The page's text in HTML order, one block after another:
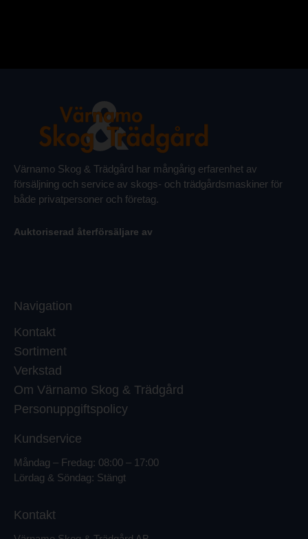
Värnamo Skog & Trädgård har mångårig erfarenhet av
försäljning och service av skogs- och trädgårdsmaskiner för
både privatpersoner och företag.
Auktoriserad återförsäljare av
Navigation
Kontakt
Sortiment
Verkstad
Om Värnamo Skog & Trädgård
Personuppgiftspolicy
Kundservice
Måndag – Fredag: 08:00 – 17:00
Lördag & Söndag: Stängt
Kontakt